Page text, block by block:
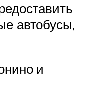
автобусы,
и